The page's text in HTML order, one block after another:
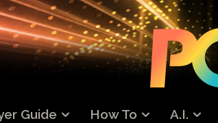
Guide How To A.I.